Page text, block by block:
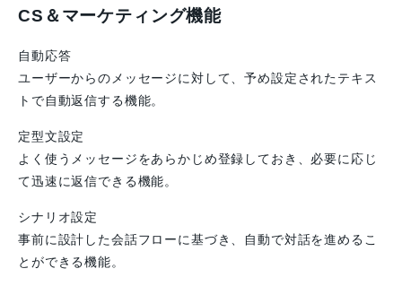
CS＆マーケティング機能
自動応答
ユーザーからのメッセージに対して、予め設定されたテキス
トで自動返信する機能。
定型文設定
よく使うメッセージをあらかじめ登録しておき、必要に応じ
て迅速に返信できる機能。
シナリオ設定
事前に設計した会話フローに基づき、自動で対話を進めるこ
とができる機能。